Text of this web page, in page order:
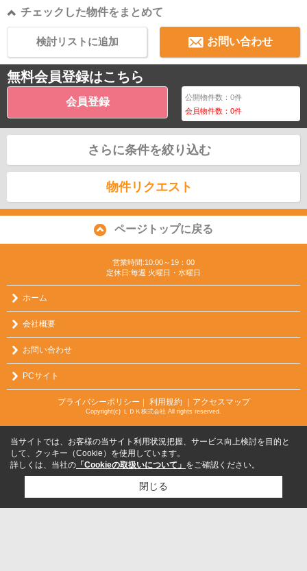
チェックした物件をまとめて
お問い合わせ
検討リストに追加
無料会員登録はこちら
会員登録 公開物件数：0件
会員物件数：0件
さらに条件を絞り込む
物件リクエスト
ページトップに戻る
営業時間:10:00～19：00
定休日:毎週 火曜日・水曜日
ホーム
会社概要
お問い合わせ
PCサイト
プライバシーポリシー ｜ 利用規約 ｜アクセスマップ
Copyright(c) ＬＤＫ株式会社 All rights reserved.
当サイトでは、お客様の当サイト利用状況把握、サービス向上検討を目的と
して、クッキー（Cookie）を使用しています。
詳しくは、当社の 「Cookieの取扱いについて」 をご確認ください。
閉じる